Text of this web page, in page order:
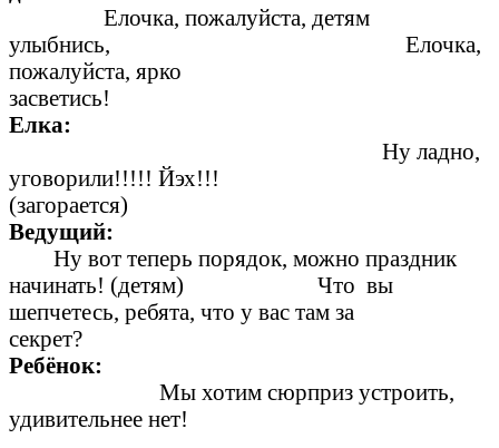
Елочка, пожалуйста, детям
улыбнись, Елочка,
пожалуйста, ярко
засветись!
Елка:
Ну ладно,
уговорили!!!!! Йэх!!!
(загорается)
Ну вот теперь порядок, можно праздник
начинать! (детям) Что вы
шепчетесь, ребята, что у вас там за
секрет?
Мы хотим сюрприз устроить,
удивительнее нет!